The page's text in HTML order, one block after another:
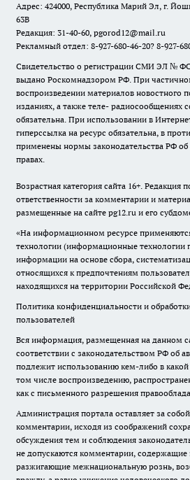
Адрес: 424000, Республика Марий Эл, г.
63В
Редакция: 31-40-60, pgorod12@mail.ru
Рекламный отдел: 8-927-680-46-20? 8-927-
Свидетельство о регистрации СМИ ЭЛ № ФС
выдано Роскомнадзором РФ. При
воспроизведении материалов новостного
изданиях, а также теле- радиосообщениях
обязательна. При использовании в
гиперссылка на ресурс обязательна, в
применены нормы законодательства РФ
правах.
Возрастная категория сайта 16+. Редакция
ответственности за комментарии и
размещенные на сайте pg12.ru и его
«На информационном ресурсе
технологии (информационные технологии
информации на основе сбора,
относящихся к предпочтениям
находящихся на территории Российской
Политика конфиденциальности и
пользователей
Вся информация, размещенная на данном
соответствии с законодательством РФ об
подлежит использованию кем-либо в
том числе воспроизведению,
как с письменного разрешения
Администрация портала оставляет за
комментарии, исходя из соображений
обсуждения тем и соблюдения
не допускаются комментарии, содержащие
разжигающие межнациональную рознь,